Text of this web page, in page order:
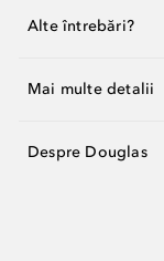
Alte întrebări?
Mai multe detalii
Despre Douglas